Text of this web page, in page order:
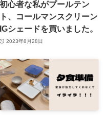
初心者な私がプールテン
ト、コールマンスクリーン
IGシェードを買いました。
2023年8月28日